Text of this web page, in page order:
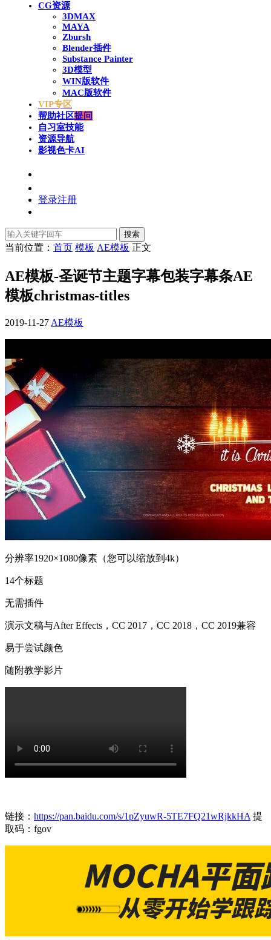
CG资源
3DMAX
MAYA
Zbursh
Blender插件
Substance Painter
3D模型
WIN版软件
MAC版软件
VIP专区
帮助社区提问
自习室技能
资源导航
影视色卡AI
登录注册
搜索
当前位置： 首页 模板 AE模板 正文
AE模板-圣诞节主题字幕包装字幕条AE
模板christmas-titles
2019-11-27AE模板
分辨率1920×1080像素（您可以缩放到4k）
14个标题
无需插件
演示文稿与After Effects，CC 2017，CC 2018，CC 2019兼容
易于尝试颜色
随附教学影片
链接： https://pan.baidu.com/s/1pZyuwR-5TE7FQ21wRjkkHA提
取码：fgov